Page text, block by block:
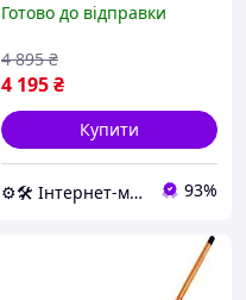
підкатний домкрат для
Готово до відправки
4 195₴
4 895 ₴
Купити
⚙️🛠 Інтернет-магазин ALORA 93%